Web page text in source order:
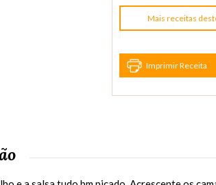
Mais receitas
Imprimir Receita